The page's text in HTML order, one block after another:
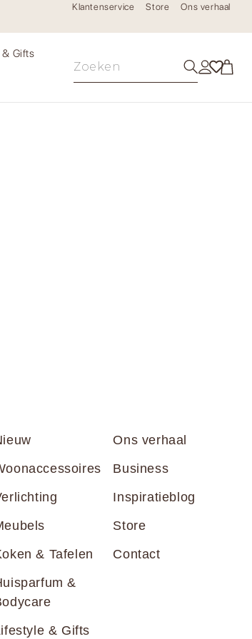
Klantenservice Store Ons verhaal
Gifts
& Tafelen
&
& Gifts
Ons verhaal
Business
Inspiratieblog
Store
Contact